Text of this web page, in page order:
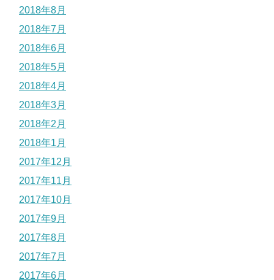
2018年8月
2018年7月
2018年6月
2018年5月
2018年4月
2018年3月
2018年2月
2018年1月
2017年12月
2017年11月
2017年10月
2017年9月
2017年8月
2017年7月
2017年6月